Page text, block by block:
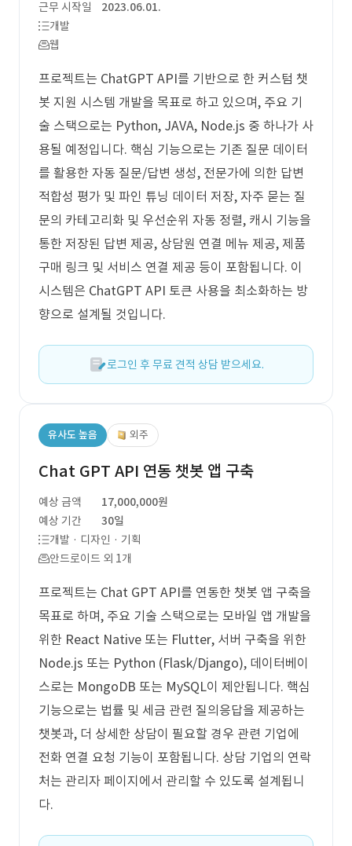
근무 시작일
2023.06.01.
개발
웹
프로젝트는 ChatGPT API를 기반으로 한 커스텀 챗
봇 지원 시스템 개발을 목표로 하고 있으며, 주요 기
술 스택으로는 Python, JAVA, Node.js 중 하나가 사
용될 예정입니다. 핵심 기능으로는 기존 질문 데이터
를 활용한 자동 질문/답변 생성, 전문가에 의한 답변
적합성 평가 및 파인 튜닝 데이터 저장, 자주 묻는 질
문의 카테고리화 및 우선순위 자동 정렬, 캐시 기능을
통한 저장된 답변 제공, 상담원 연결 메뉴 제공, 제품
구매 링크 및 서비스 연결 제공 등이 포함됩니다. 이
시스템은 ChatGPT API 토큰 사용을 최소화하는 방
향으로 설계될 것입니다.
로그인 후 무료 견적 상담 받으세요.
유사도 높음 외주
Chat GPT API 연동 챗봇 앱 구축
예상 금액
17,000,000원
예상 기간
30일
개발 · 디자인 · 기획
안드로이드 외 1개
프로젝트는 Chat GPT API를 연동한 챗봇 앱 구축을
목표로 하며, 주요 기술 스택으로는 모바일 앱 개발을
위한 React Native 또는 Flutter, 서버 구축을 위한
Node.js 또는 Python (Flask/Django), 데이터베이
스로는 MongoDB 또는 MySQL이 제안됩니다. 핵심
기능으로는 법률 및 세금 관련 질의응답을 제공하는
챗봇과, 더 상세한 상담이 필요할 경우 관련 기업에
전화 연결 요청 기능이 포함됩니다. 상담 기업의 연락
처는 관리자 페이지에서 관리할 수 있도록 설계됩니
다.